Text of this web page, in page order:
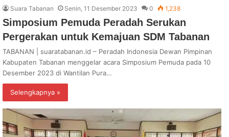
Suara Tabanan Senin, 11 Desember 2023 0 1,238
Simposium Pemuda Peradah Serukan
Pergerakan untuk Kemajuan SDM Tabanan
TABANAN | suaratabanan.id – Peradah Indonesia Dewan Pimpinan
Kabupaten Tabanan menggelar acara Simposium Pemuda pada 10
Desember 2023 di Wantilan Pura…
Selengkapnya »